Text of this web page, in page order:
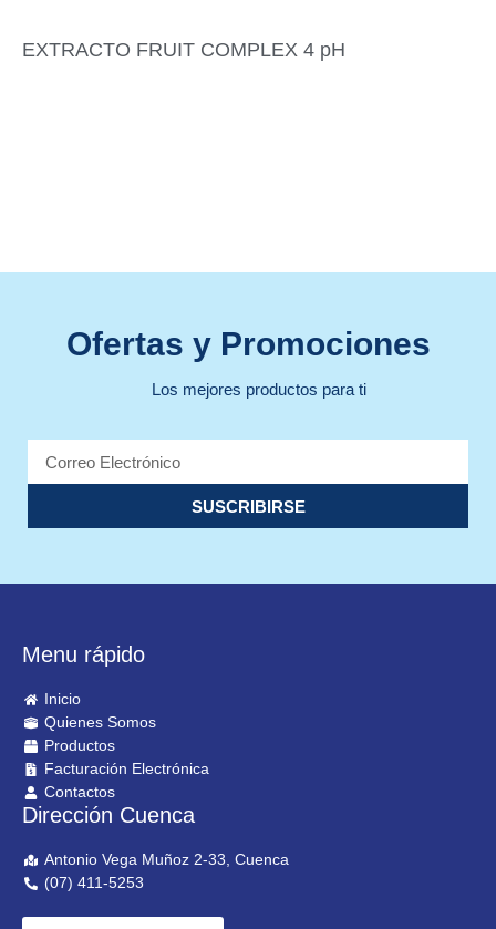
EXTRACTO FRUIT COMPLEX 4 pH
Ofertas y Promociones
Los mejores productos para ti
SUSCRIBIRSE
Menu rápido
Inicio
Quienes Somos
Productos
Facturación Electrónica
Contactos
Dirección Cuenca
Antonio Vega Muñoz 2-33, Cuenca
(07) 411-5253